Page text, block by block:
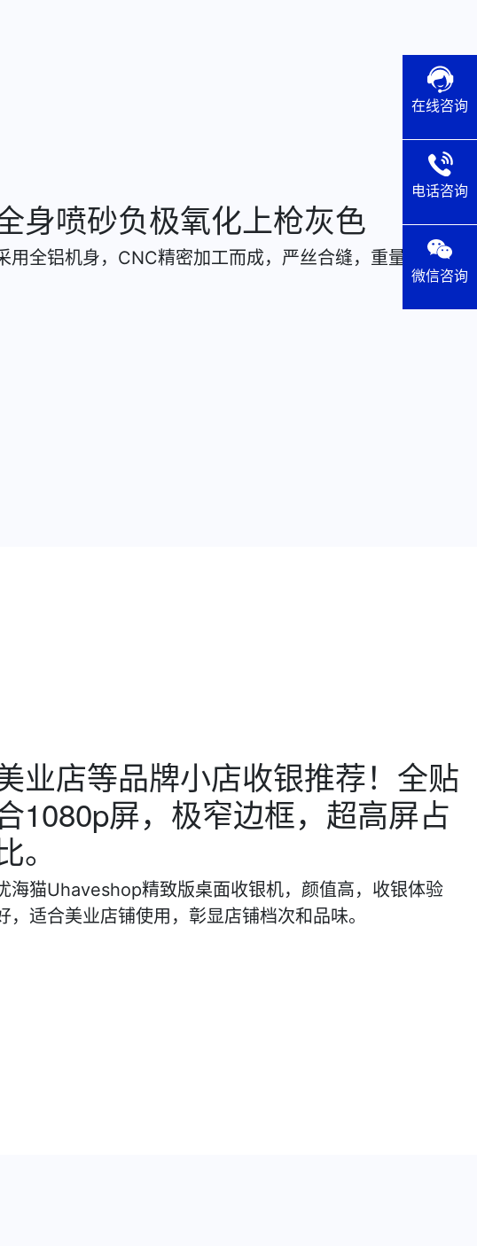
身喷砂负极氧化上枪灰色
用全铝机身，CNC精密加工而成，严丝合缝，重量适宜。
业店等品牌小店收银推荐！全贴
1080p屏，极窄边框，超高屏占
。
海猫Uhaveshop精致版桌面收银机，颜值高，收银体验
，适合美业店铺使用，彰显店铺档次和品味。
在线咨询
电话咨询
微信咨询